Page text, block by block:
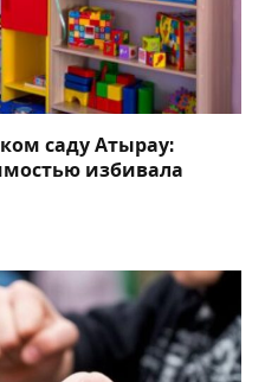
саду Атырау:
избивала